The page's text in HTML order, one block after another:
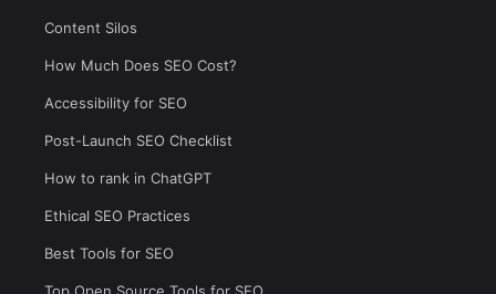
Content Silos
How Much Does SEO Cost?
Accessibility for SEO
Post-Launch SEO Checklist
How to rank in ChatGPT
Ethical SEO Practices
Best Tools for SEO